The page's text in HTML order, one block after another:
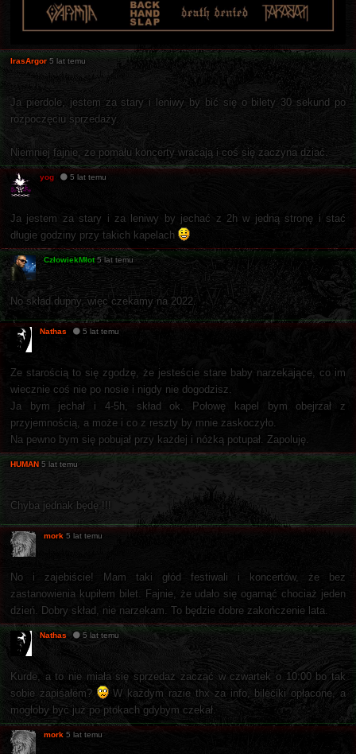
IrasArgor 5 lat temu
Ja pierdole, jestem za stary i leniwy by bić się o bilety 30 sekund po
rozpoczęciu sprzedaży.
Niemniej fajnie, że pomału koncerty wracają i coś się zaczyna dziać.
yog 5 lat temu
Ja jestem za stary i za leniwy by jechać z 2h w jedną stronę i stać
długie godziny przy takich kapelach
CzłowiekMłot 5 lat temu
No skład dupny, więc czekamy na 2022.
Nathas 5 lat temu
Ze starością to się zgodzę, że jesteście stare baby narzekające, co im
wiecznie coś nie po nosie i nigdy nie dogodzisz.
Ja bym jechał i 4-5h, skład ok. Połowę kapel bym obejrzał z
przyjemnością, a może i co z reszty by mnie zaskoczyło.
Na pewno bym się pobujał przy każdej i nóżką potupał. Zapoluję.
HUMAN 5 lat temu
Chyba jednak będę !!!
mork 5 lat temu
No i zajebiście! Mam taki głód festiwali i koncertów, że bez
zastanowienia kupiłem bilet. Fajnie, że udało się ogarnąć chociaż jeden
dzień. Dobry skład, nie narzekam. To będzie dobre zakończenie lata.
Nathas 5 lat temu
Kurde, a to nie miała się sprzedaż zacząć w czwartek o 10:00 bo tak
sobie zapisałem?
W każdym razie thx za info, bileciki opłacone, a
mogłoby być już po ptokach gdybym czekał.
mork 5 lat temu